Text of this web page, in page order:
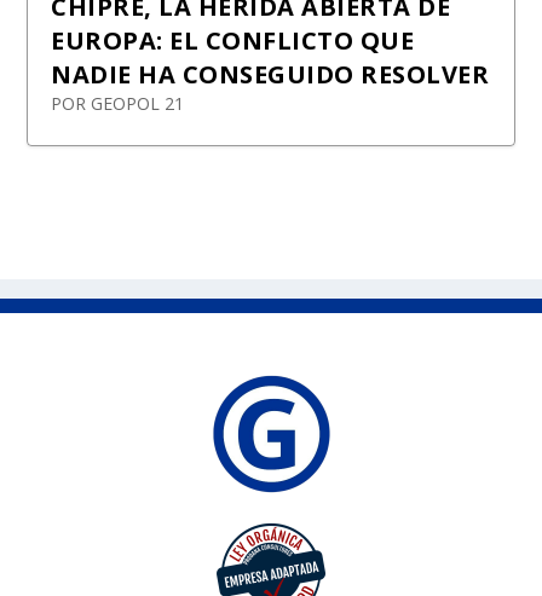
CHIPRE, LA HERIDA ABIERTA DE
EUROPA: EL CONFLICTO QUE
NADIE HA CONSEGUIDO RESOLVER
POR GEOPOL 21